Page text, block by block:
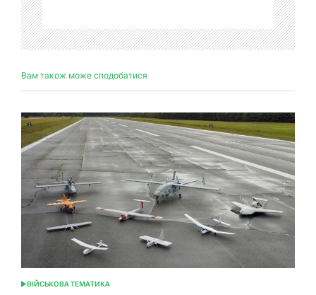
Вам також може сподобатися
ОПУБЛІКУВАТИ
ВІЙСЬКОВА ТЕМАТИКА